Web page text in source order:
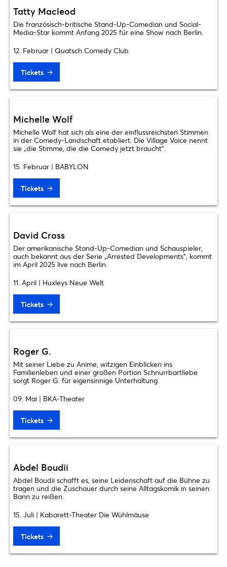
Tatty Macleod
Die französisch-britische Stand-Up-Comedian und Social-
Media-Star kommt Anfang 2025 für eine Show nach Berlin.
12. Februar | Quatsch Comedy Club
Tickets
Michelle Wolf
Michelle Wolf hat sich als eine der einflussreichsten Stimmen
in der Comedy-Landschaft etabliert. Die Village Voice nennt
sie „die Stimme, die die Comedy jetzt braucht“.
15. Februar | BABYLON
Tickets
David Cross
Der amerikanische Stand-Up-Comedian und Schauspieler,
auch bekannt aus der Serie „Arrested Developments“, kommt
im April 2025 live nach Berlin.
11. April | Huxleys Neue Welt
Tickets
Roger G.
Mit seiner Liebe zu Anime, witzigen Einblicken ins
Familienleben und einer großen Portion Schnurrbartliebe
sorgt Roger G. für eigensinnige Unterhaltung.
09. Mai | BKA-Theater
Tickets
Abdel Boudii
Abdel Boudii schafft es, seine Leidenschaft auf die Bühne zu
tragen und die Zuschauer durch seine Alltagskomik in seinen
Bann zu reißen.
15. Juli | Kabarett-Theater Die Wühlmäuse
Tickets